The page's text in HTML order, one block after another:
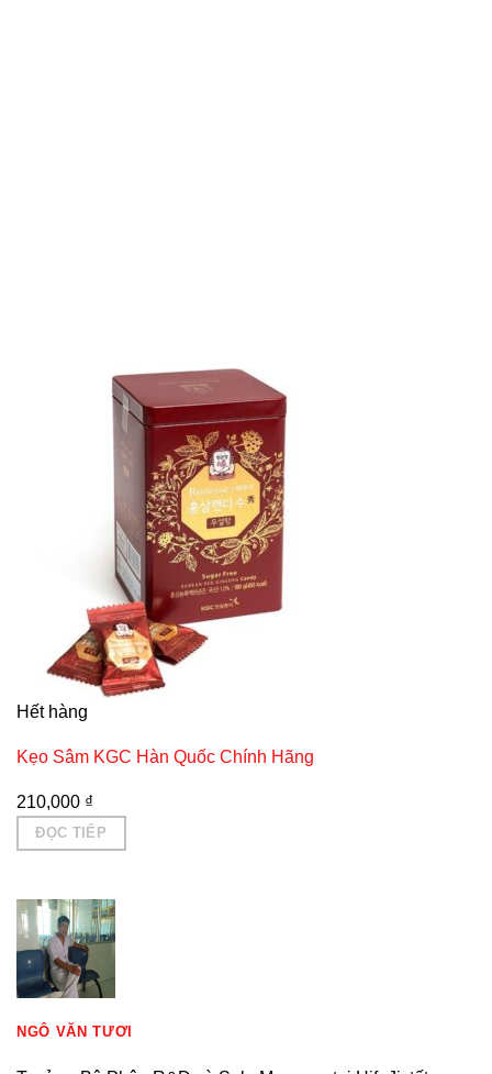
Hết hàng
Kẹo Sâm KGC Hàn Quốc Chính Hãng
210,000 ₫
ĐỌC TIẾP
NGÔ VĂN TƯƠI